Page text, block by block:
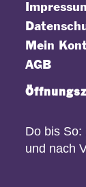
Mein
AGB
Do bis So:
und nach